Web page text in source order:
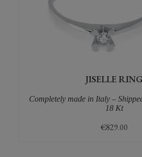
JISELLE RING
Completely made in Italy –
18 Kt
€829.00